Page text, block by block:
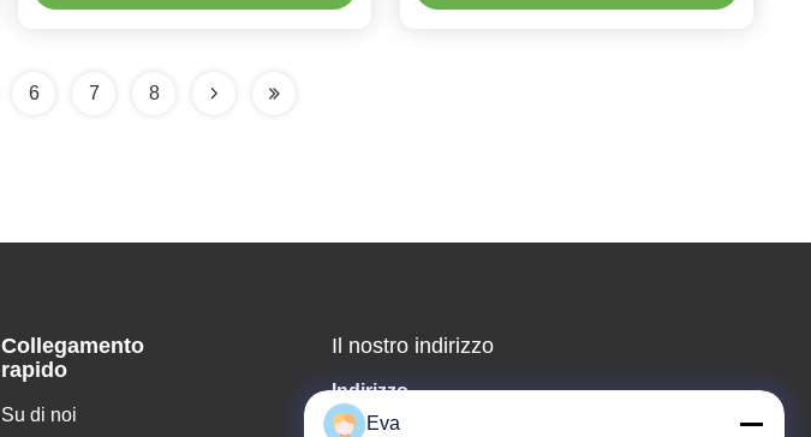
6 7 8
Collegamento
rapido
Su di noi
Il nostro indirizzo
Indirizzo
Terzo piano, B15 zona industriale di Huachuang,
Eva